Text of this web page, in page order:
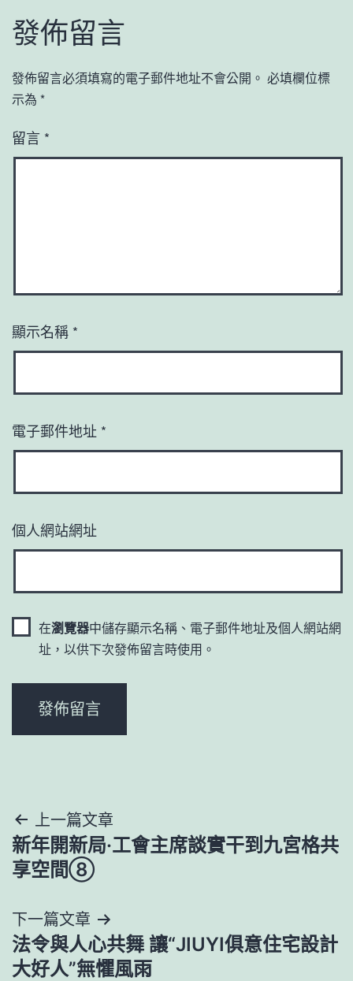
發佈留言
發佈留言必須填寫的電子郵件地址不會公開。 必填欄位標
示為 *
留言 *
顯示名稱 *
電子郵件地址 *
個人網站網址
在瀏覽器中儲存顯示名稱、電子郵件地址及個人網站網
址，以供下次發佈留言時使用。
文
章
覽
上一篇文章
新年開新局·工會主席談實干到九宮格共
享空間⑧
下一篇文章
法令與人心共舞 讓“JIUYI俱意住宅設計
大好人”無懼風雨